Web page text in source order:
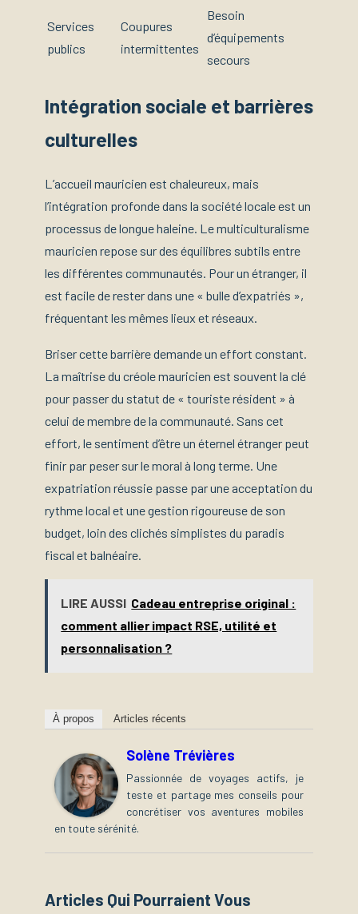
Services
publics
Coupures
intermittentes
Besoin
d’équipements
secours
Intégration sociale et barrières
culturelles
L’accueil mauricien est chaleureux, mais
l’intégration profonde dans la société locale est un
processus de longue haleine. Le multiculturalisme
mauricien repose sur des équilibres subtils entre
les différentes communautés. Pour un étranger, il
est facile de rester dans une « bulle d’expatriés »,
fréquentant les mêmes lieux et réseaux.
Briser cette barrière demande un effort constant.
La maîtrise du créole mauricien est souvent la clé
pour passer du statut de « touriste résident » à
celui de membre de la communauté. Sans cet
effort, le sentiment d’être un éternel étranger peut
finir par peser sur le moral à long terme. Une
expatriation réussie passe par une acceptation du
rythme local et une gestion rigoureuse de son
budget, loin des clichés simplistes du paradis
fiscal et balnéaire.
LIRE AUSSI Cadeau entreprise original :
comment allier impact RSE, utilité et
personnalisation ?
À propos Articles récents
Solène Trévières
Passionnée de voyages actifs, je
teste et partage mes conseils pour
concrétiser vos aventures mobiles
en toute sérénité.
Articles Qui Pourraient Vous